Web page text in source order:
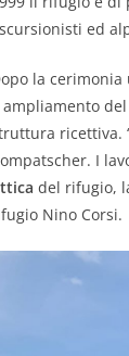
ed
la
ampliamento
ricettiva.
I
del rifugio,
Nino Corsi.